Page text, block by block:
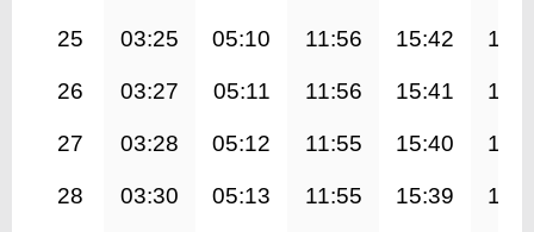
25 03:25 05:10 11:56 15:42
26 03:27 05:11 11:56 15:41
27 03:28 05:12 11:55 15:40
28 03:30 05:13 11:55 15:39